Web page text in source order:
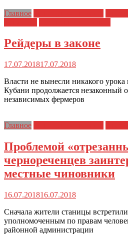
Главное
Рейдеры в законе
17.07.201817.07.2018
Власти не вынесли никакого
Кубани продолжается незаконный
независимых фермеров
Главное
Проблемой
чернореченцев
местные чиновники
16.07.201816.07.2018
Сначала жители станицы
уполномоченным по правам
районной администрации